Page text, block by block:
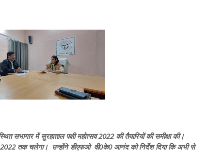
सभागार में सुरहाताल पक्षी महोत्सव 2022 की तैयारियों की समीक्षा की।
2022 तक चलेगा। उन्होंने डीएफओ वी0के0 आनंद को निर्देश दिया कि अभी से